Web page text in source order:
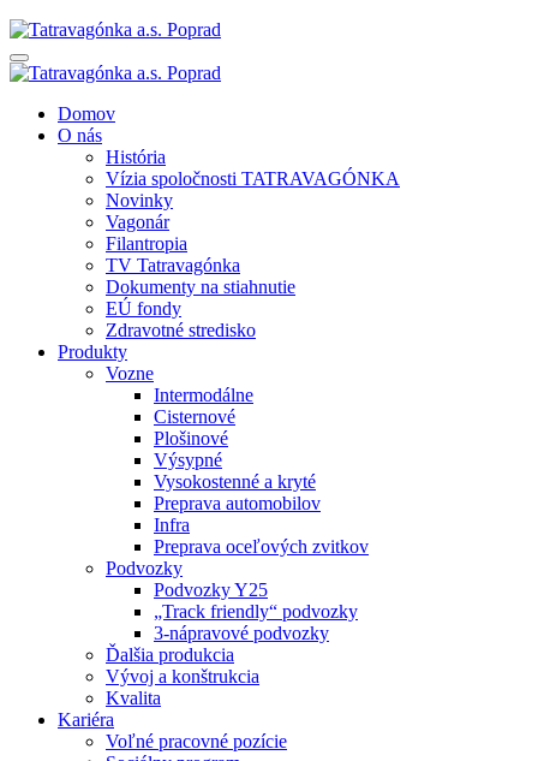
Domov
O nás
História
Vízia spoločnosti TATRAVAGÓNKA
Novinky
Vagonár
Filantropia
TV Tatravagónka
Dokumenty na stiahnutie
EÚ fondy
Zdravotné stredisko
Produkty
Vozne
Intermodálne
Cisternové
Plošinové
Výsypné
Vysokostenné a kryté
Preprava automobilov
Infra
Preprava oceľových zvitkov
Podvozky
Podvozky Y25
„Track friendly“ podvozky
3-nápravové podvozky
Ďalšia produkcia
Vývoj a konštrukcia
Kvalita
Kariéra
Voľné pracovné pozície